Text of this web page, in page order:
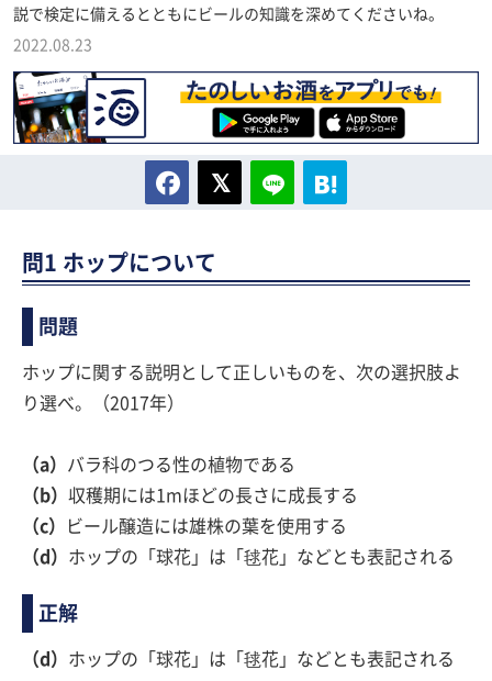
説で検定に備えるとともにビールの知識を深めてくださいね。
2022.08.23
問1 ホップについて
問題
ホップに関する説明として正しいものを、次の選択肢よ
り選べ。（2017年）
（a）
バラ科のつる性の植物である
（b） 収穫期には1mほどの長さに成長する
（c）
ビール醸造には雄株の葉を使用する
（d） ホップの「球花」は「毬花」などとも表記される
正解
（d） ホップの「球花」は「毬花」などとも表記される